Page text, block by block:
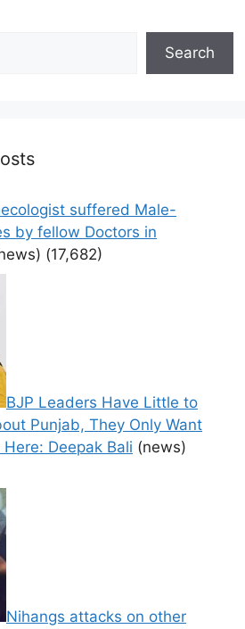
Search
suffered Male-
by fellow Doctors in
(17,682)
BJP Leaders Have Little to
Punjab, They Only Want
Deepak Bali (news)
Nihangs attacks on other